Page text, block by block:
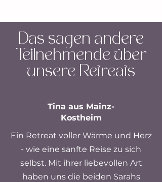
Das sagen andere
Teilnehmende über
unsere Retreats
Tina aus Mainz-
Kostheim
Ein Retreat voller Wärme und Herz
- wie eine sanfte Reise zu sich
selbst. Mit ihrer liebevollen Art
haben uns die beiden Sarahs